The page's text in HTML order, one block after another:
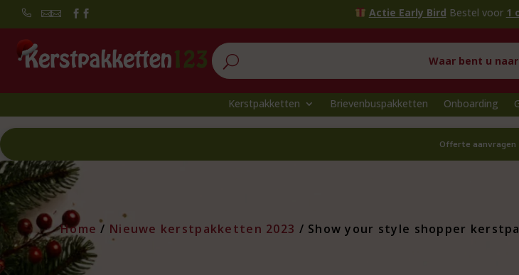
  Actie Early BirdBestel voor1 oktoberen
U
Kerstpakketten Brievenbuspakketten Onboarding
Offerte aanvragen
Home / Nieuwe kerstpakketten 2023 / Show your style shopper